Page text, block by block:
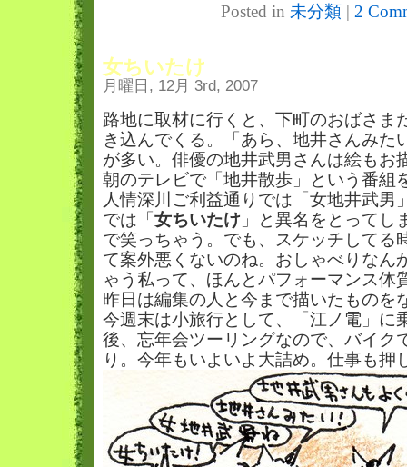
Posted in 未分類 | 2
女ちいたけ
月曜日, 12月 3rd, 2007
路地に取材に行くと、下町のおばさま
き込んでくる。「あら、地井さんみた
が多い。俳優の地井武男さんは絵もお
朝のテレビで「地井散歩」という番組
人情深川ご利益通りでは「女地井武男
では「女ちいたけ 」と異名をとってし
で笑っちゃう。でも、スケッチしてる
て案外悪くないのね。おしゃべりなん
ゃう私って、ほんとパフォーマンス体
昨日は編集の人と今まで描いたものを
今週末は小旅行として、「江ノ電」に
後、忘年会ツーリングなので、バイク
り。今年もいよいよ大詰め。仕事も押